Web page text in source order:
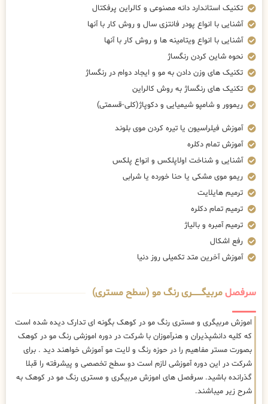
تکنیک استاندارد دانه مصنوعی و کالراین پرفکتال
آشنایی با انواع پودر فانتزی سال و روش کار با آنها
آشنایی با انواع ویتامینه ها و روش کار با آنها
نحوه شاین کردن رنگساژ
تکنیک های وزن دادن به مو و ایجاد دوام در رنگساژ
تکنیک های رنگساژ به روش کالراین
ریموور و شامپو شیمیایی و دکوپاژ(کلی-قسمتی)
آموزش فیلراسیون یا تیره کردن موی بلوند
آموزش تمام دکلره
آشنایی و شناخت اولاپلکس و انواع پلکس
ریمو موی مشکی یا حنا خورده یا شرابی
ترمیم هایلایت
ترمیم تمام دکلره
ترمیم آمبره و بالیاژ
رفع اشکال
آموزش آخرین متد تکمیلی روز دنیا
سرفصلمربیگــــــــری رنگ مو (سطح مستری)
اموزش مربیگری و مستری رنگ مو در کوهک بگونه ای تدارک دیده شده است
که کلیه دانشپذیران و هنرآموزان با شرکت در دوره اموزشی رنگ مو در کوهک
بصورت مستر مفاهیم را در حوزه رنگ و لایت مو آموزش خواهند دید . برای
شرکت در این دوره آموزشی لازم است دو سطح تخصصی و پیشرفته را قبلا
گذرانده باشید. سرفصل های اموزش مربیگری و مستری رنگ مو در کوهک به
شرح زیر میباشند.